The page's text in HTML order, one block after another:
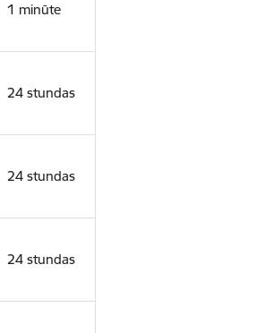
1 minūte
24 stundas
24 stundas
24 stundas